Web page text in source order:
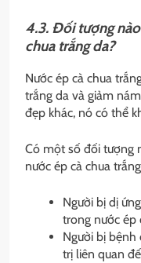
4.3. Đối tượng
chua trắng da?
Nước ép cà chua
trắng da và giảm
đẹp khác, nó có thể
Có một số đối tượng
nước ép cà chua
Người bị dị
trong nước ép
Người bị bệnh
trị liên quan